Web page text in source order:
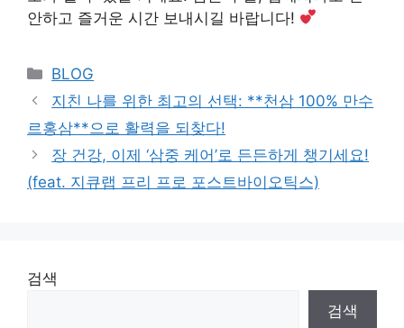
안하고 즐거운 시간 보내시길 바랍니다!
Categories
BLOG
지친 나를 위한 최고의 선택: **천삼 100% 만수
르홍삼**으로 활력을 되찾다!
장 건강, 이제 ‘삼중 케어’로 든든하게 챙기세요!
(feat. 지큐랩 프리 프로 포스트바이오틱스)
검색
검색